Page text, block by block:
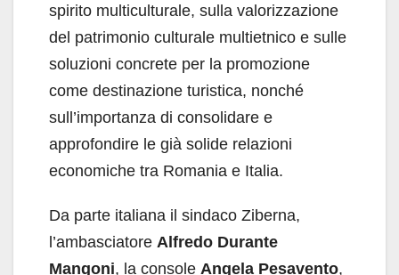
spirito multiculturale, sulla valorizzazione
del patrimonio culturale multietnico e sulle
soluzioni concrete per la promozione
come destinazione turistica, nonché
sull’importanza di consolidare e
approfondire le già solide relazioni
economiche tra Romania e Italia.
Da parte italiana il sindaco Ziberna,
l’ambasciatore Alfredo Durante
Mangoni, la console Angela Pesavento,